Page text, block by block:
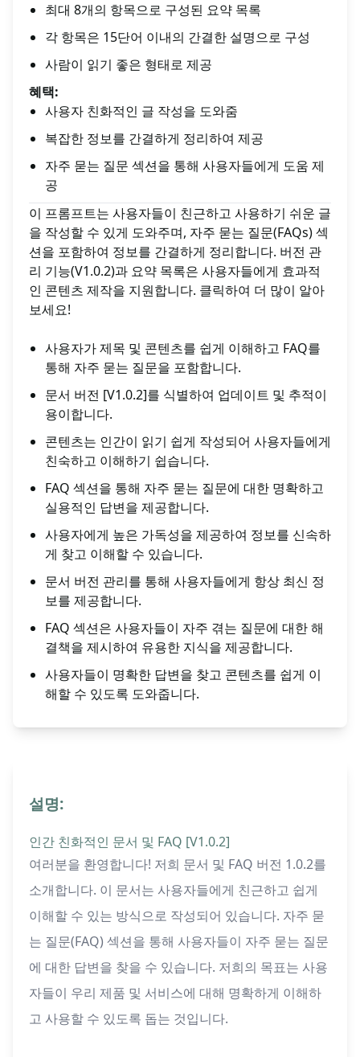
최대 8개의 항목으로 구성된 요약 목록
각 항목은 15단어 이내의 간결한 설명으로 구성
사람이 읽기 좋은 형태로 제공
혜택:
사용자 친화적인 글 작성을 도와줌
복잡한 정보를 간결하게 정리하여 제공
자주 묻는 질문 섹션을 통해 사용자들에게 도움 제
공
이 프롬프트는 사용자들이 친근하고 사용하기 쉬운 글
을 작성할 수 있게 도와주며, 자주 묻는 질문(FAQs) 섹
션을 포함하여 정보를 간결하게 정리합니다. 버전 관
리 기능(V1.0.2)과 요약 목록은 사용자들에게 효과적
인 콘텐츠 제작을 지원합니다. 클릭하여 더 많이 알아
보세요!
사용자가 제목 및 콘텐츠를 쉽게 이해하고 FAQ를
통해 자주 묻는 질문을 포함합니다.
문서 버전 [V1.0.2]를 식별하여 업데이트 및 추적이
용이합니다.
콘텐츠는 인간이 읽기 쉽게 작성되어 사용자들에게
친숙하고 이해하기 쉽습니다.
FAQ 섹션을 통해 자주 묻는 질문에 대한 명확하고
실용적인 답변을 제공합니다.
사용자에게 높은 가독성을 제공하여 정보를 신속하
게 찾고 이해할 수 있습니다.
문서 버전 관리를 통해 사용자들에게 항상 최신 정
보를 제공합니다.
FAQ 섹션은 사용자들이 자주 겪는 질문에 대한 해
결책을 제시하여 유용한 지식을 제공합니다.
사용자들이 명확한 답변을 찾고 콘텐츠를 쉽게 이
해할 수 있도록 도와줍니다.
설명:
인간 친화적인 문서 및 FAQ [V1.0.2]
여러분을 환영합니다! 저희 문서 및 FAQ 버전 1.0.2를
소개합니다. 이 문서는 사용자들에게 친근하고 쉽게
이해할 수 있는 방식으로 작성되어 있습니다. 자주 묻
는 질문(FAQ) 섹션을 통해 사용자들이 자주 묻는 질문
에 대한 답변을 찾을 수 있습니다. 저희의 목표는 사용
자들이 우리 제품 및 서비스에 대해 명확하게 이해하
고 사용할 수 있도록 돕는 것입니다.